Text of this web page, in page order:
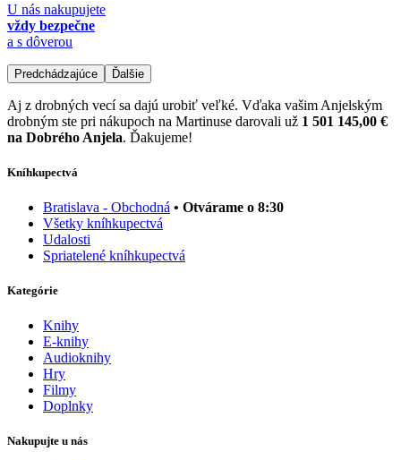
U nás nakupujete
vždy bezpečne
a s dôverou
Predchádzajúce Ďalšie
Aj z drobných vecí sa dajú urobiť veľké. Vďaka vašim Anjelským
drobným ste pri nákupoch na Martinuse darovali už 1 501 145,00 €
na Dobrého Anjela. Ďakujeme!
Kníhkupectvá
Bratislava - Obchodná • Otvárame o 8:30
Všetky kníhkupectvá
Udalosti
Spriatelené kníhkupectvá
Kategórie
Knihy
E-knihy
Audioknihy
Hry
Filmy
Doplnky
Nakupujte u nás